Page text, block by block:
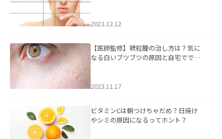
2023.12.12
【医師監修】稗粒腫の治し方は？気に
なる白いブツブツの原因と自宅ででき
2023.11.17
ビタミンCは朝つけちゃだめ？日焼け
やシミの原因になるってホント？